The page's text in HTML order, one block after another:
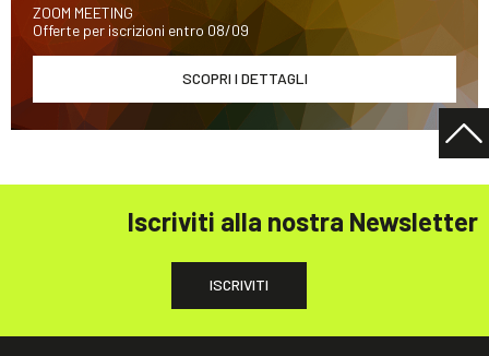
ZOOM MEETING
Offerte per iscrizioni entro 08/09
SCOPRI I DETTAGLI
Iscriviti alla nostra Newsletter
ISCRIVITI